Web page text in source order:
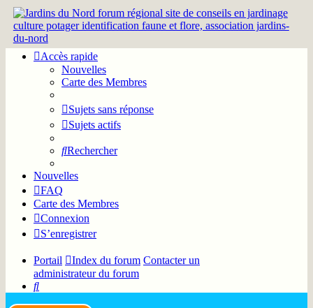
Accès rapide
Nouvelles
Carte des Membres
Sujets sans réponse
Sujets actifs
Rechercher
Nouvelles
FAQ
Carte des Membres
Connexion
S’enregistrer
Portail Index du forum Contacter un
administrateur du forum
Rechercher